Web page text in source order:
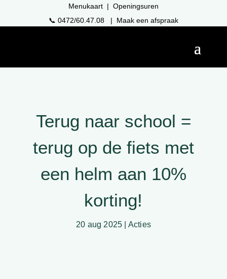
Menukaart| Openingsuren
📞 0472/60.47.08| Maak een afspraak
Terug naar school =
terug op de fiets met
een helm aan 10%
korting!
20 aug 2025 Acties